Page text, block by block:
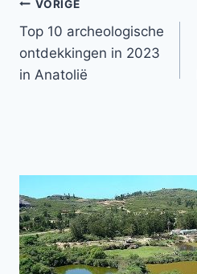
Bericht
navigatie
VORIGE
Top 10 archeologische
ontdekkingen in 2023
in Anatolië